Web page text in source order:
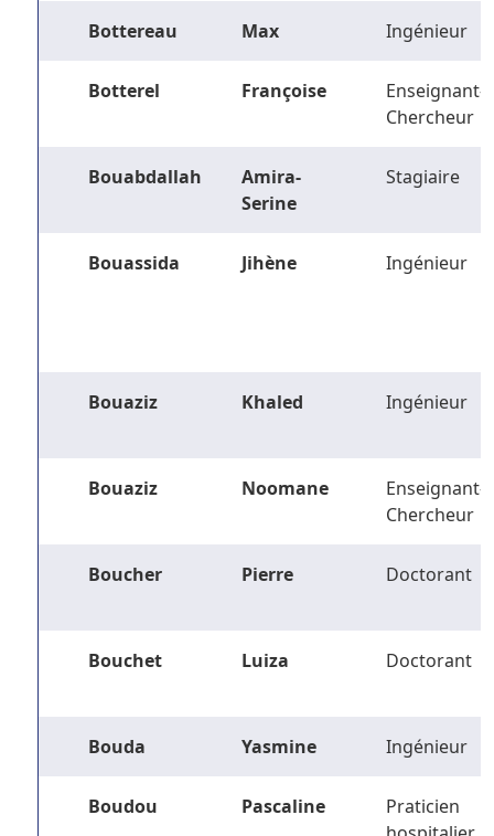
Bottereau Max Ingénieur
Botterel Françoise
Enseignant-
Chercheur
Bouabdallah
Amira-
Serine
Stagiaire
Bouassida Jihène Ingénieur
Bouaziz Khaled Ingénieur
Bouaziz Noomane
Enseignant-
Chercheur
Boucher Pierre Doctorant
Bouchet Luiza Doctorant
Bouda Yasmine Ingénieur
Boudou Pascaline
Praticien